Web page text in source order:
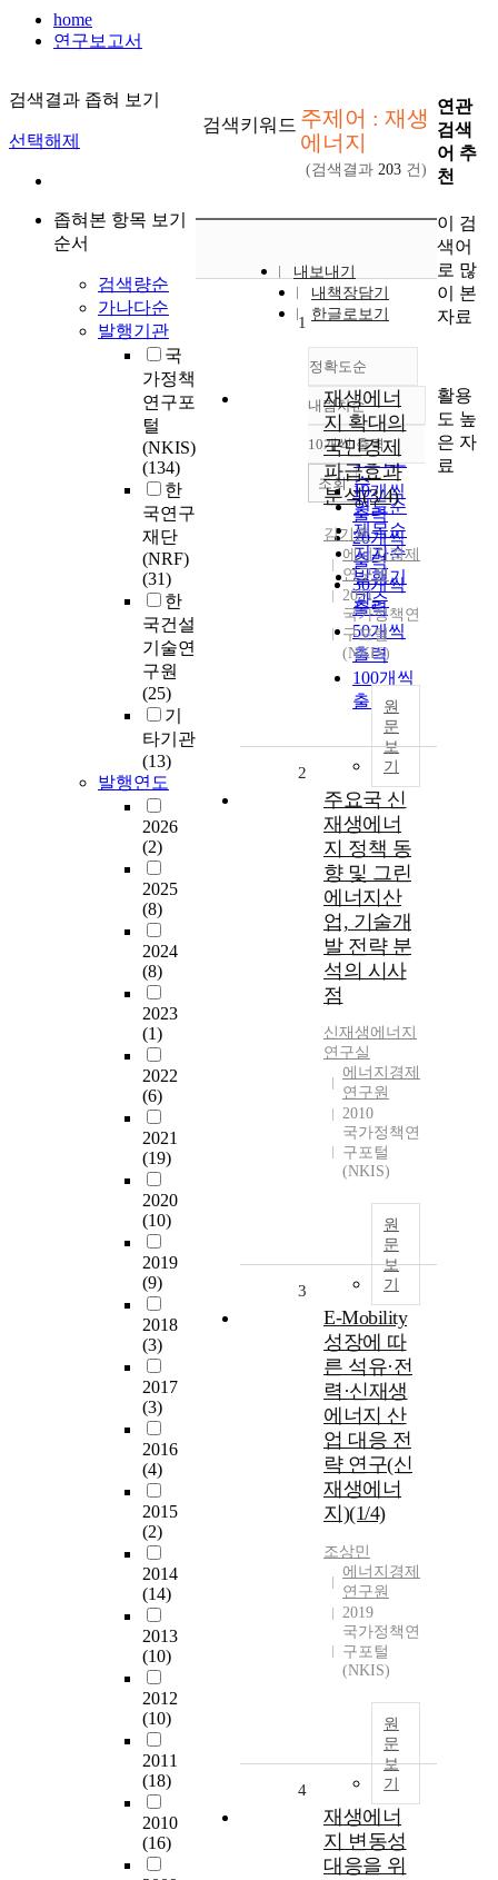
home
연구보고서
검색결과 좁혀 보기
선택해제
좁혀본 항목 보기
순서
검색량순
가나다순
발행기관
국
가정책
연구포
털
(NKIS)
(134)
한
국연구
재단
(NRF)
(31)
한
국건설
기술연
구원
(25)
기
타기관
(13)
발행연도
2026
(2)
2025
(8)
2024
(8)
2023
(1)
2022
(6)
2021
(19)
2020
(10)
2019
(9)
2018
(3)
2017
(3)
2016
(4)
2015
(2)
2014
(14)
2013
(10)
2012
(10)
2011
(18)
2010
(16)
검색키워드 주제어 : 재생
에너지
(검색결과 203 건)
내보내기
내책장담기
한글로보기
정확도순
정확도
순
인기도
순
연도순
제목순
저자순
발행기
관순
내림차순
내림차순
10개씩 출력
10개씩
출력
20개씩
출력
30개씩
출력
50개씩
출력
100개씩
출력
조회
1
재생에너
지 확대의
국민경제
파급효과
분석(3/4)
김기환
에너지경제
연구원
2021
국가정책연
구포털
(NKIS)
원
문
보
기
2
주요국 신
재생에너
지 정책 동
향 및 그린
에너지산
업, 기술개
발 전략 분
석의 시사
점
신재생에너지
연구실
에너지경제
연구원
2010
국가정책연
구포털
(NKIS)
원
문
보
기
3
E-Mobility
성장에 따
른 석유·전
력·신재생
에너지 산
업 대응 전
략 연구(신
재생에너
지)(1/4)
조상민
에너지경제
연구원
2019
국가정책연
구포털
(NKIS)
원
문
보
기
4
재생에너
지 변동성
대응을 위
연관
검색
어 추
천
이 검
색어
로 많
이 본
자료
활용
도 높
은 자
료